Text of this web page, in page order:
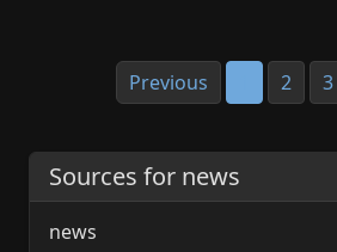
Previous 2 3
Sources for news
news